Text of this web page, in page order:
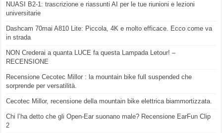
NUASI B2-1: trascrizione e riassunti AI per le tue riunioni e lezioni
universitarie
Dashcam 70mai A810 Lite: Piccola, 4K e molto efficace. Ecco come va
in strada
NON Crederai a quanta LUCE fa questa Lampada Letour! –
RECENSIONE
Recensione Cecotec Millor : la mountain bike full suspended che
sorprende per versatilità.
Cecotec Millor, recensione della mountain bike elettrica biammortizzata.
Chi l’ha detto che gli Open-Ear suonano male? Recensione EarFun Clip
2